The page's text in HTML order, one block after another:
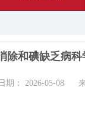
除和碘缺乏病
期： 2026-05-08